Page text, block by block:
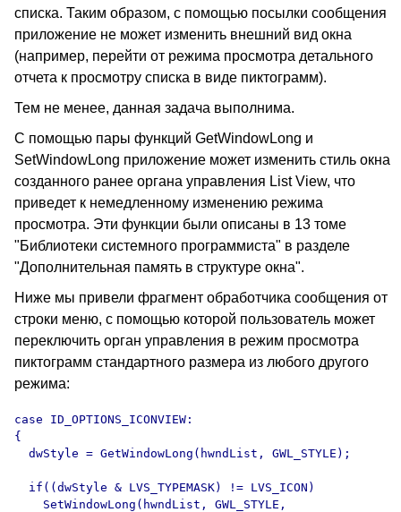
списка. Таким образом, с помощью посылки сообщения
приложение не может изменить внешний вид окна
(например, перейти от режима просмотра детального
отчета к просмотру списка в виде пиктограмм).
Тем не менее, данная задача выполнима.
С помощью пары функций GetWindowLong и
SetWindowLong приложение может изменить стиль окна
созданного ранее органа управления List View, что
приведет к немедленному изменению режима
просмотра. Эти функции были описаны в 13 томе
"Библиотеки системного программиста" в разделе
"Дополнительная память в структуре окна".
Ниже мы привели фрагмент обработчика сообщения от
строки меню, с помощью которой пользователь может
переключить орган управления в режим просмотра
пиктограмм стандартного размера из любого другого
режима:
case ID_OPTIONS_ICONVIEW:
{
  dwStyle = GetWindowLong(hwndList, GWL_STYLE);
  if((dwStyle & LVS_TYPEMASK) != LVS_ICON)
    SetWindowLong(hwndList, GWL_STYLE,